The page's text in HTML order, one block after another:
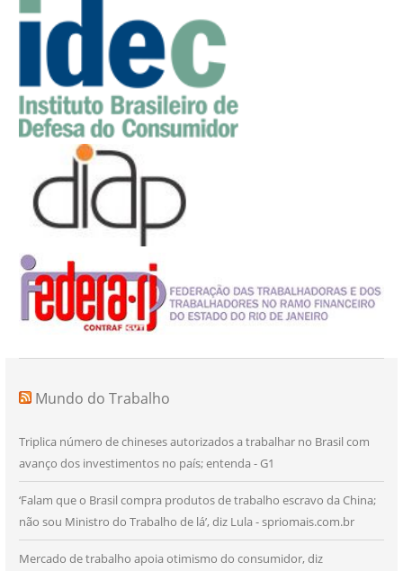
Mundo do Trabalho
Triplica número de chineses autorizados a trabalhar no Brasil com
avanço dos investimentos no país; entenda - G1
‘Falam que o Brasil compra produtos de trabalho escravo da China;
não sou Ministro do Trabalho de lá’, diz Lula - spriomais.com.br
Mercado de trabalho apoia otimismo do consumidor, diz